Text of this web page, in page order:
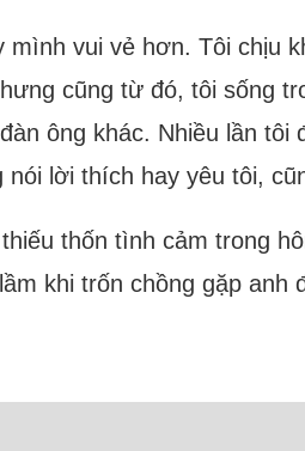
mình vui vẻ hơn. Tôi chịu
cũng từ đó, tôi sống
ông khác. Nhiều lần
lời thích hay yêu tôi,
thốn tình cảm trong
khi trốn chồng gặp